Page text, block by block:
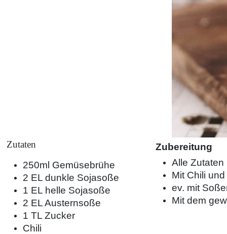
Zutaten
250ml Gemüsebrühe
2 EL dunkle Sojasoße
1 EL helle Sojasoße
2 EL Austernsoße
1 TL Zucker
Chili
Zubereitung
Alle
Mit Chili
ev. mit
Mit dem